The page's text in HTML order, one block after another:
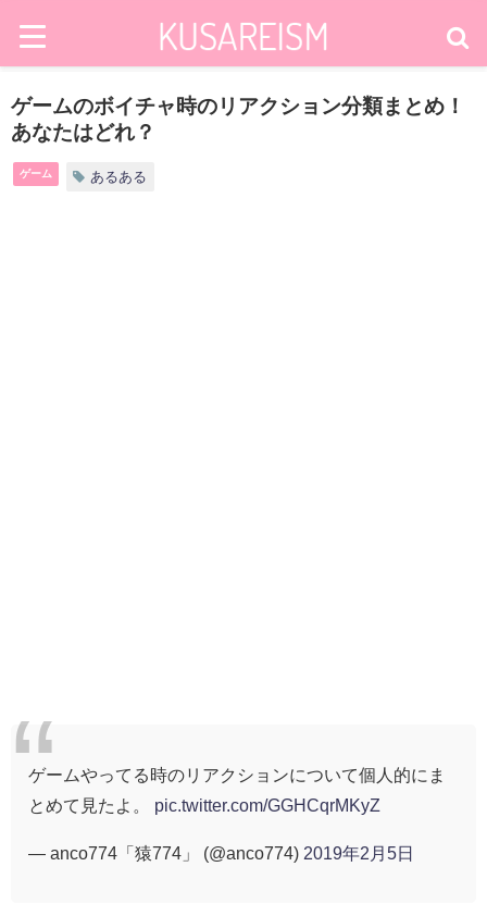
ゲームのボイチャ時のリアクション分類まとめ！
あなたはどれ？
ゲーム あるある
ゲームやってる時のリアクションについて個人的にま
とめて見たよ。 pic.twitter.com/GGHCqrMKyZ
— anco774「猿774」 (@anco774) 2019年2月5日